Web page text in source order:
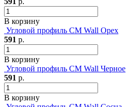
В корзину
Угловой профиль CM Wall Орех
591 р.
В корзину
Угловой профиль CM Wall Черное
591 р.
В корзину